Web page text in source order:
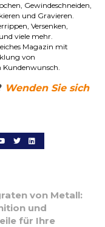
Gewindeschneiden,
und Gravieren.
Versenken,
viele mehr.
Magazin mit
von
Kundenwunsch.
Wenden Sie sich
von Metall:
und
für Ihre